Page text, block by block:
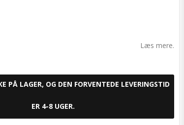
Læs mere.
PÅ LAGER, OG DEN FORVENTEDE LEVERINGSTID
ER 4-8 UGER.